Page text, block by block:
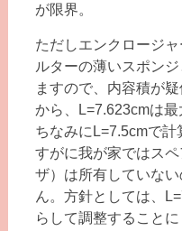
が限界。
ただしエンクロージ
ルターの薄いスポン
ますので、内容積が
から、L=7.623cmは最
ちなみにL=7.5cmで計
すがに我が家ではス
ザ）は所有していな
ん。方針としては、
らして調整することに